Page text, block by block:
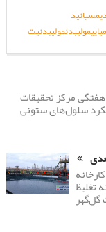
سیانید
مولیبدنمولیبدنیت
مرکز تحقیقات
سلول‌های ستونی
تغلیظ
گل‌گهر